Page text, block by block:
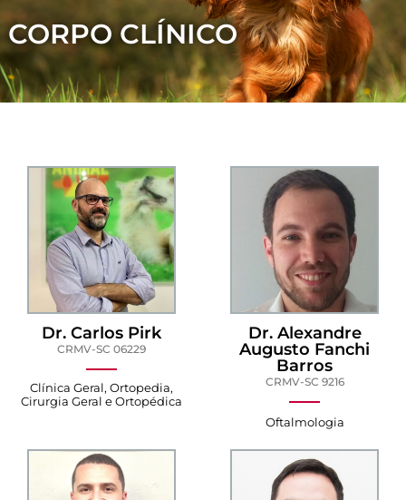
CORPO CLÍNICO
Dr. Carlos Pirk
CRMV-SC 06229
Clínica Geral, Ortopedia,
Cirurgia Geral e Ortopédica
Dr. Alexandre
Augusto Fanchi
Barros
CRMV-SC 9216
Oftalmologia